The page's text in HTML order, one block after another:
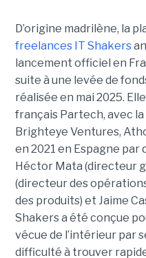
D’origine madrilène, la
freelances IT Shakers
lancement officiel en
suite à une levée de
réalisée en mai 2025.
français Partech, avec
Brighteye Ventures,
en 2021 en Espagne
Héctor Mata (directeur
(directeur des
des produits) et Jaime
Shakers a été conçue
vécue de l’intérieur par
difficulté à trouver